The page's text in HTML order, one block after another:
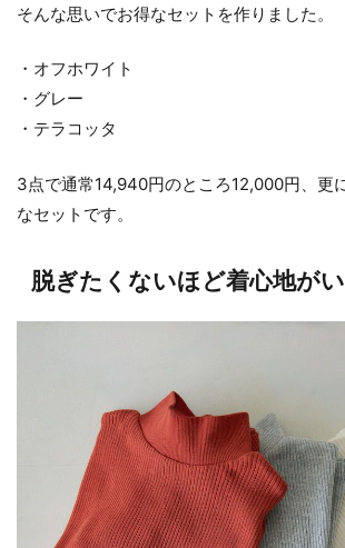
そんな思いでお得なセットを作りました。
・オフホワイト
・グレー
・テラコッタ
3点で通常14,940円のところ12,000円、更
なセットです。
脱ぎたくないほど着心地が